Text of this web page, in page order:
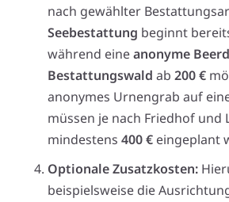
nach gewählter
Seebestattung beginnt
während eineanonyme
Bestattungswald ab 200 €
anonymes Urnengrab auf
müssen je nach Friedhof und
mindestens 400 € eingeplant
Optionale Zusatzkosten:
beispielsweise die